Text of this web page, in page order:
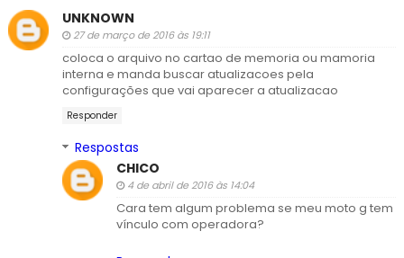
UNKNOWN
27 de março de 2016 às 19:11
coloca o arquivo no cartao de memoria ou mamoria
interna e manda buscar atualizacoes pela
configurações que vai aparecer a atualizacao
Responder
Respostas
CHICO
4 de abril de 2016 às 14:04
Cara tem algum problema se meu moto g tem
vínculo com operadora?